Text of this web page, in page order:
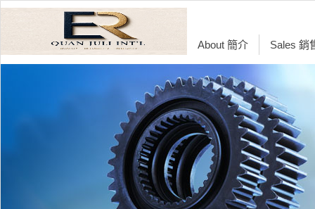
About 簡介 Sales 銷